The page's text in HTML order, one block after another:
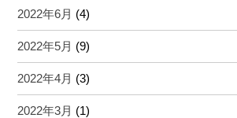
2022年6月 (4)
2022年5月 (9)
2022年4月 (3)
2022年3月 (1)